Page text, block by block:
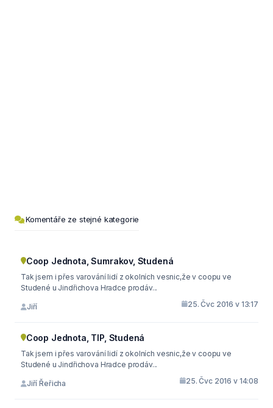
Komentáře ze stejné kategorie
Coop Jednota, Sumrakov, Studená
Tak jsem i přes varování lidí z okolních vesnic,že v coopu ve
Studené u Jindřichova Hradce prodáv...
Jiří 25. Čvc 2016 v 13:17
Coop Jednota, TIP, Studená
Tak jsem i přes varování lidí z okolních vesnic,že v coopu ve
Studené u Jindřichova Hradce prodáv...
Jiří Řeřicha 25. Čvc 2016 v 14:08